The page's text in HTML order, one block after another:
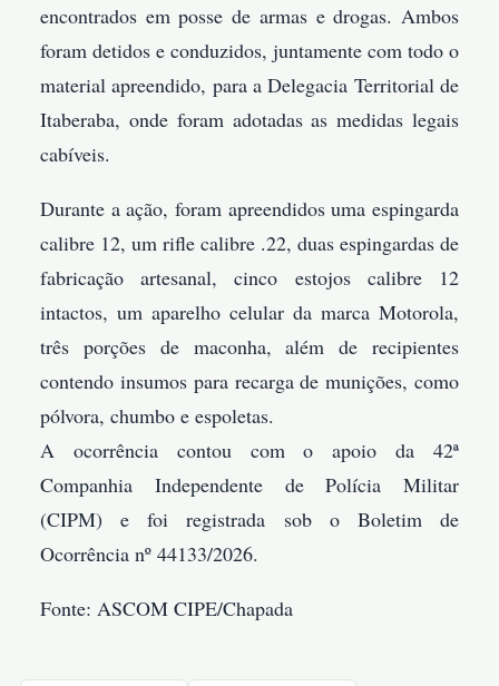
encontrados em posse de armas e drogas. Ambos
foram detidos e conduzidos, juntamente com todo o
material apreendido, para a Delegacia Territorial de
Itaberaba, onde foram adotadas as medidas legais
cabíveis.
Durante a ação, foram apreendidos uma espingarda
calibre 12, um rifle calibre .22, duas espingardas de
fabricação artesanal, cinco estojos calibre 12
intactos, um aparelho celular da marca Motorola,
três porções de maconha, além de recipientes
contendo insumos para recarga de munições, como
pólvora, chumbo e espoletas.
A ocorrência contou com o apoio da 42ª
Companhia Independente de Polícia Militar
(CIPM) e foi registrada sob o Boletim de
Ocorrência nº 44133/2026.
Fonte: ASCOM CIPE/Chapada